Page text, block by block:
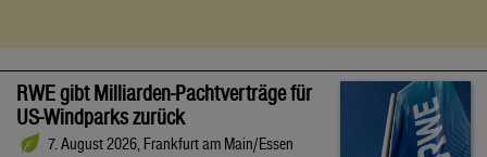
RWE gibt Milliarden-Pachtverträge für
US-Windparks zurück
7. August 2026, Frankfurt am Main/Essen